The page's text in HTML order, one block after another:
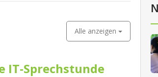
Alle anzeigen
IT-Sprechstunde